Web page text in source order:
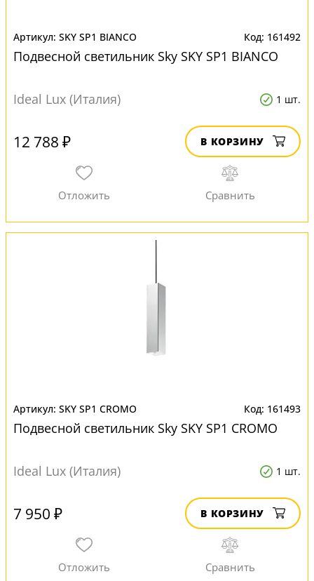
SKY SP1 BIANCO 161492
Подвесной светильник Sky SKY SP1 BIANCO
Ideal Lux (Италия) 1 шт.
12 788 ₽ В КОРЗИНУ
SKY SP1 CROMO 161493
Подвесной светильник Sky SKY SP1 CROMO
Ideal Lux (Италия) 1 шт.
7 950 ₽ В КОРЗИНУ